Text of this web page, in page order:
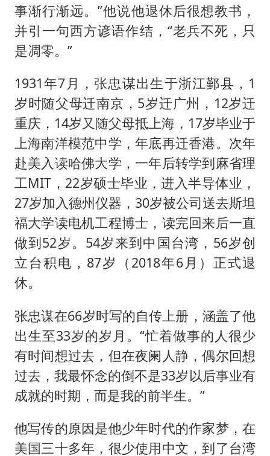
事渐行渐远。”他说他退休后很想教书，
并引一句西方谚语作结，“老兵不死，只
是凋零。”
1931年7月，张忠谋出生于浙江鄞县，1
岁时随父母迁南京，5岁迁广州，12岁迁
重庆，14岁又随父母抵上海，17岁毕业于
上海南洋模范中学，年底再迁香港。次年
赴美入读哈佛大学，一年后转学到麻省理
工MIT，22岁硕士毕业，进入半导体业，
27岁加入德州仪器，30岁被公司送去斯坦
福大学读电机工程博士，读完回来后一直
做到52岁。54岁来到中国台湾，56岁创
立台积电，87岁（2018年6月）正式退
休。
张忠谋在66岁时写的自传上册，涵盖了他
出生至33岁的岁月。“忙着做事的人很少
有时间想过去，但在夜阑人静，偶尔回想
过去，我最怀念的倒不是33岁以后事业有
成就的时期，而是我的前半生。”
他写传的原因是他少年时代的作家梦，在
美国三十多年，很少使用中文，到了台湾